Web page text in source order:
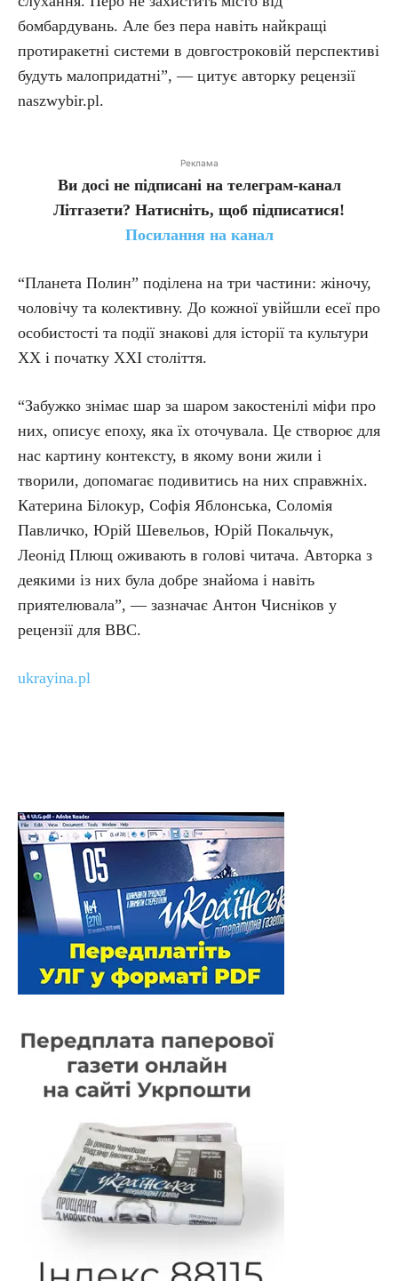
бомбардувань. Але без пера навіть найкращі
протиракетні системи в довгостроковій перспективі
будуть малопридатні”, — цитує авторку рецензії
naszwybir.pl.
Реклама
Ви досі не підписані на телеграм-канал
Літгазети? Натисніть, щоб підписатися!
Посилання на канал
“Планета Полин” поділена на три частини: жіночу,
чоловічу та колективну. До кожної увійшли есеї про
особистості та події знакові для історії та культури
ХХ і початку ХХІ століття.
“Забужко знімає шар за шаром закостенілі міфи про
них, описує епоху, яка їх оточувала. Це створює для
нас картину контексту, в якому вони жили і
творили, допомагає подивитись на них справжніх.
Катерина Білокур, Софія Яблонська, Соломія
Павличко, Юрій Шевельов, Юрій Покальчук,
Леонід Плющ оживають в голові читача. Авторка з
деякими із них була добре знайома і навіть
приятелювала”, — зазначає Антон Чисніков у
рецензії для BBC.
ukrayina.pl